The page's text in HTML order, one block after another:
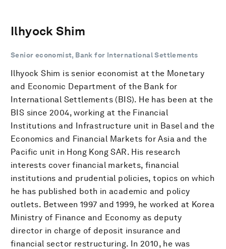
Ilhyock Shim
Senior economist, Bank for International Settlements
Ilhyock Shim is senior economist at the Monetary
and Economic Department of the Bank for
International Settlements (BIS). He has been at the
BIS since 2004, working at the Financial
Institutions and Infrastructure unit in Basel and the
Economics and Financial Markets for Asia and the
Pacific unit in Hong Kong SAR. His research
interests cover financial markets, financial
institutions and prudential policies, topics on which
he has published both in academic and policy
outlets. Between 1997 and 1999, he worked at Korea
Ministry of Finance and Economy as deputy
director in charge of deposit insurance and
financial sector restructuring. In 2010, he was